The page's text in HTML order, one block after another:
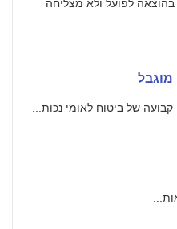
בהוצאה לפועל ולא מצליחה
מוגבל
של ביטוח לאומי נכות...